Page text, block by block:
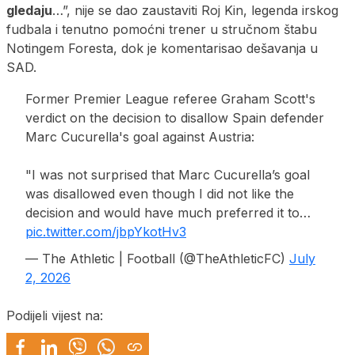
gledaju…”, nije se dao zaustaviti Roj Kin, legenda irskog
fudbala i tenutno pomoćni trener u stručnom štabu
Notingem Foresta, dok je komentarisao dešavanja u
SAD.
Former Premier League referee Graham Scott's
verdict on the decision to disallow Spain defender
Marc Cucurella's goal against Austria:
"I was not surprised that Marc Cucurella’s goal
was disallowed even though I did not like the
decision and would have much preferred it to…
pic.twitter.com/jbpYkotHv3
— The Athletic | Football (@TheAthleticFC) July
2, 2026
Podijeli vijest na: